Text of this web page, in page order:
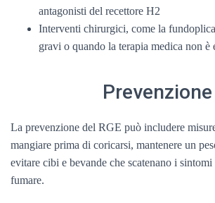
antagonisti del recettore H2
Interventi chirurgici, come la
gravi o quando la terapia medica non è
Prevenzione
La prevenzione del RGE può includere
mangiare prima di coricarsi, mantenere un
evitare cibi e bevande che scatenano i sintomi
fumare.